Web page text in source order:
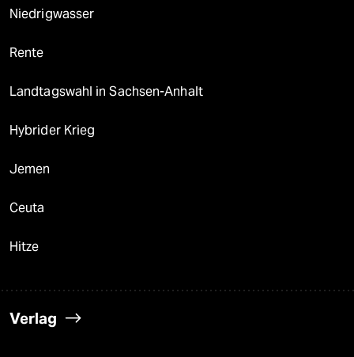
Niedrigwasser
Rente
Landtagswahl in Sachsen-Anhalt
Hybrider Krieg
Jemen
Ceuta
Hitze
Verlag